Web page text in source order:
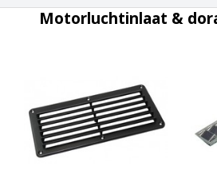
Motorluchtinlaat &